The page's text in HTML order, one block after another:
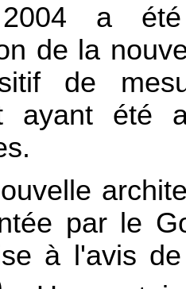
a été
de la
de
ayant été
par le
à l'avis